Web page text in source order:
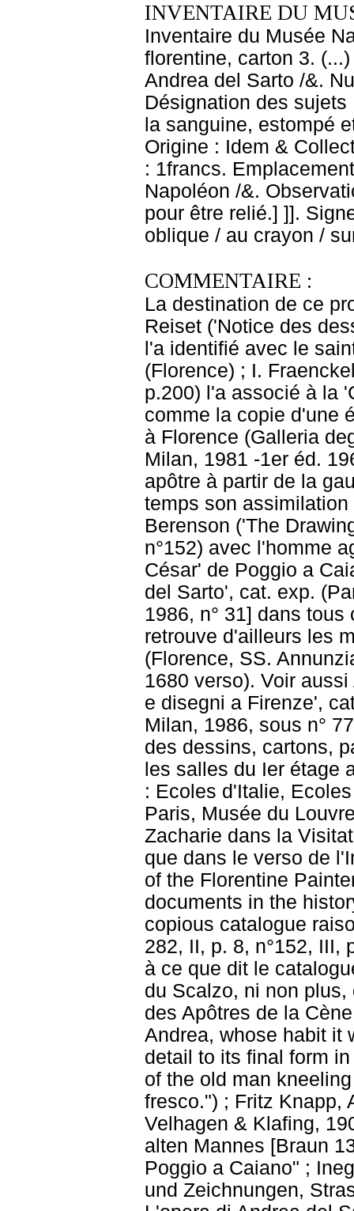
INVENTAIRE DU
Inventaire du Musée
florentine, carton 3.
Andrea del Sarto /&.
Désignation des
la sanguine, estompé
Origine : Idem &
: 1francs.
Napoléon /&.
pour être relié.] ]].
oblique / au crayon /
COMMENTAIRE :
La destination de ce
Reiset ('Notice des
l'a identifié avec le
(Florence) ; I.
p.200) l'a associé à la
comme la copie d'une
à Florence (Galleria
Milan, 1981 -1er éd.
apôtre à partir de la
temps son
Berenson ('The
n°152) avec l'homme
César' de Poggio a
del Sarto', cat. exp.
1986, n° 31] dans
retrouve d'ailleurs les
(Florence, SS.
1680 verso). Voir
e disegni a Firenze',
Milan, 1986, sous n°
des dessins, cartons,
les salles du Ier étage
: Ecoles d'Italie,
Paris, Musée du
Zacharie dans la
que dans le verso de
of the Florentine
documents in the
copious catalogue
282, II, p. 8, n°152, III,
à ce que dit le
du Scalzo, ni non
des Apôtres de la
Andrea, whose habit it
detail to its final form
of the old man
fresco.") ; Fritz Knapp,
Velhagen & Klafing,
alten Mannes [Braun
Poggio a Caiano" ;
und Zeichnungen,